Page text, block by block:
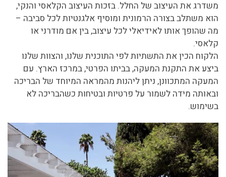
משדרג את העיצוב של החלל. בזכות העיצוב הקלאסי והנקי,
הוא משתלב בצורה הרמונית ומוסיף אלגנטיות לכל סביבה –
מה שהופך אותו לאידיאלי לכל עיצוב, בין אם מודרני או
קלאסי.
הלקוח הכין את התשתיות לפי התוכנית שלנו, והצוות שלנו
ביצע את התקנת המעקה, בביתו הפרטי, במרכז הארץ. עם
המעקה המתכוונן, ניתן ליהנות מהמראה המיוחד של הבריכה
ובאותה מידה לשמור על פרטיות ובטיחות כשהבריכה לא
בשימוש.